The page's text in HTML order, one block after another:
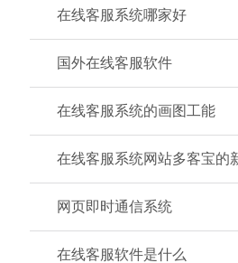
在线客服系统哪家好
国外在线客服软件
在线客服系统的画图工能
在线客服系统网站多客宝的
网页即时通信系统
在线客服软件是什么